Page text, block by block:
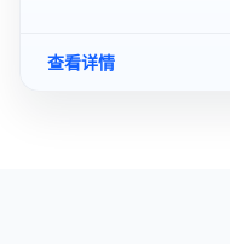
查看详情